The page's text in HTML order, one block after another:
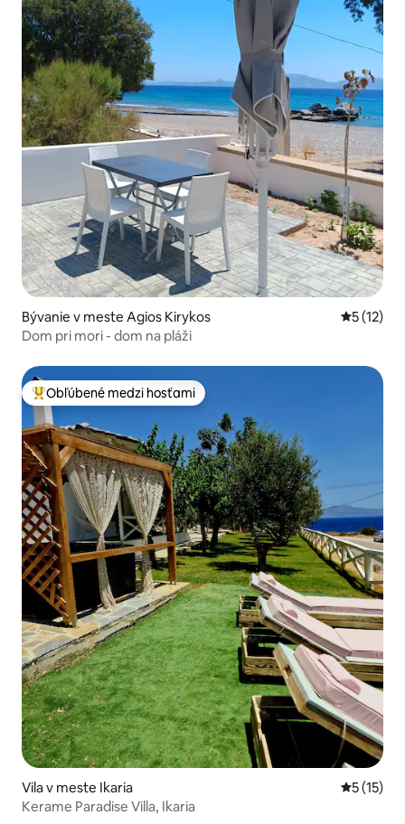
Bývanie v meste Agios Kirykos
5 (12)
Dom pri mori - dom na pláži
Najobľúbenejšie medzi hosťami
Obľúbené medzi hosťami
Vila v meste Ikaria
5 (15)
Kerame Paradise Villa, Ikaria